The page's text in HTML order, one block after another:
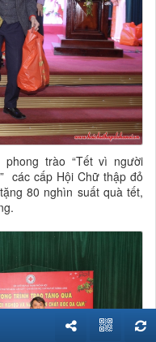
trào “Tết vì người
các cấp Hội Chữ thập đỏ
80 nghìn suất quà tết,